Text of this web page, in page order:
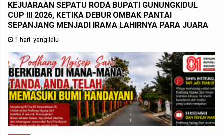
KEJUARAAN SEPATU RODA BUPATI GUNUNGKIDUL
CUP III 2026, KETIKA DEBUR OMBAK PANTAI
SEPANJANG MENJADI IRAMA LAHIRNYA PARA JUARA
1 hari yang lalu